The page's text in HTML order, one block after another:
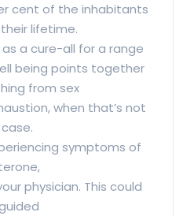
cent of the inhabitants
lifetime.
as a cure-all for a range
being points together
from sex
when that’s not
symptoms of
physician. This could